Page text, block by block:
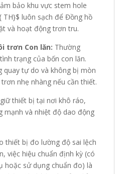
bảo khu vực stem hole
TH}$ luôn sạch để Đồng hồ
và hoạt động trơn tru.
trơn Con lăn: Thường
trạng của bốn con lăn.
quay tự do và không bị mòn
nhẹ nhàng nếu cần thiết.
thiết bị tại nơi khô ráo,
mạnh và nhiệt độ dao động
thiết bị đo lường độ sai lệch
việc hiệu chuẩn định kỳ (có
hoặc sử dụng chuẩn đo) là